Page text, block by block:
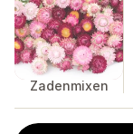
Zadenmixen